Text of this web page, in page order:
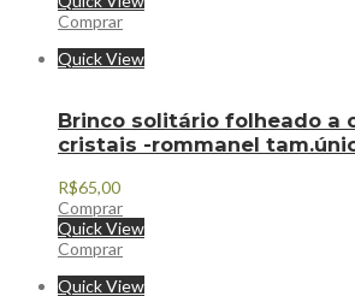
Comprar
Quick View
Brinco solitário folheado a
cristais -rommanel
R$65,00
Comprar
Quick View
Comprar
Quick View